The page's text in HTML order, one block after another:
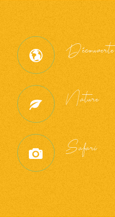
Découverte
Nature
Safari